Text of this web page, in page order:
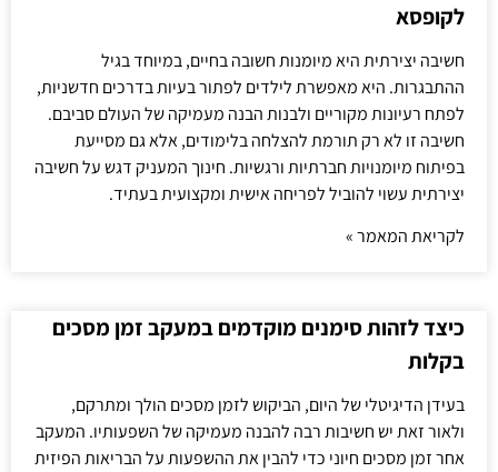
לקופסא
חשיבה יצירתית היא מיומנות חשובה בחיים, במיוחד בגיל
ההתבגרות. היא מאפשרת לילדים לפתור בעיות בדרכים חדשניות,
לפתח רעיונות מקוריים ולבנות הבנה מעמיקה של העולם סביבם.
חשיבה זו לא רק תורמת להצלחה בלימודים, אלא גם מסייעת
בפיתוח מיומנויות חברתיות ורגשיות. חינוך המעניק דגש על חשיבה
יצירתית עשוי להוביל לפריחה אישית ומקצועית בעתיד.
לקריאת המאמר »
כיצד לזהות סימנים מוקדמים במעקב זמן מסכים
בקלות
בעידן הדיגיטלי של היום, הביקוש לזמן מסכים הולך ומתרקם,
ולאור זאת יש חשיבות רבה להבנה מעמיקה של השפעותיו. המעקב
אחר זמן מסכים חיוני כדי להבין את ההשפעות על הבריאות הפיזית